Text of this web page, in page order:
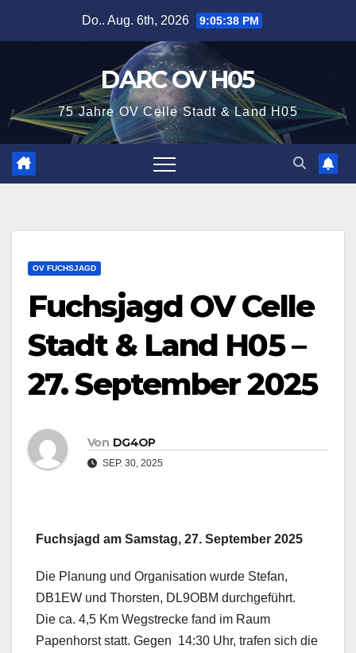
Do.. Aug. 6th, 2026 9:05:38 PM
DARC OV H05
75 Jahre OV Celle Stadt & Land H05
OV FUCHSJAGD
Fuchsjagd OV Celle
Stadt & Land H05 –
27. September 2025
Von DG4OP
SEP. 30, 2025
Fuchsjagd am Samstag, 27. September 2025
Die Planung und Organisation wurde Stefan,
DB1EW und Thorsten, DL9OBM durchgeführt.
Die ca. 4,5 Km Wegstrecke fand im Raum
Papenhorst statt. Gegen 14:30 Uhr, trafen sich die